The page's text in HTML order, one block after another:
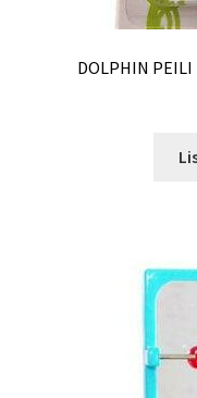
DOLPHIN PEILI